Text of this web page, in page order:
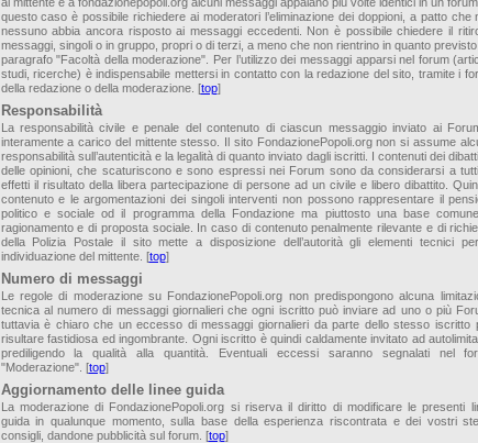
questo caso è possibile richiedere ai moderatori l’eliminazione dei doppioni, a patto che
nessuno abbia ancora risposto ai messaggi eccedenti. Non è possibile chiedere il
messaggi, singoli o in gruppo, propri o di terzi, a meno che non rientrino in quanto previsto
paragrafo "Facoltà della moderazione". Per l’utilizzo dei messaggi apparsi nel forum
studi, ricerche) è indispensabile mettersi in contatto con la redazione del sito, tramite i
della redazione o della moderazione. [top]
Responsabilità
La responsabilità civile e penale del contenuto di ciascun messaggio inviato ai
interamente a carico del mittente stesso. Il sito FondazionePopoli.org non si assume
responsabilità sull’autenticità e la legalità di quanto inviato dagli iscritti. I contenuti dei
delle opinioni, che scaturiscono e sono espressi nei Forum sono da considerarsi a
effetti il risultato della libera partecipazione di persone ad un civile e libero dibattito.
contenuto e le argomentazioni dei singoli interventi non possono rappresentare il
politico e sociale od il programma della Fondazione ma piuttosto una base
ragionamento e di proposta sociale. In caso di contenuto penalmente rilevante e di
della Polizia Postale il sito mette a disposizione dell’autorità gli elementi tecnici
individuazione del mittente. [top]
Numero di messaggi
Le regole di moderazione su FondazionePopoli.org non predispongono alcuna
tecnica al numero di messaggi giornalieri che ogni iscritto può inviare ad uno o più
tuttavia è chiaro che un eccesso di messaggi giornalieri da parte dello stesso iscritto
risultare fastidiosa ed ingombrante. Ogni iscritto è quindi caldamente invitato ad
prediligendo la qualità alla quantità. Eventuali eccessi saranno segnalati nel
"Moderazione". [top]
Aggiornamento delle linee guida
La moderazione di FondazionePopoli.org si riserva il diritto di modificare le presenti
guida in qualunque momento, sulla base della esperienza riscontrata e dei vostri
consigli, dandone pubblicità sul forum. [top]